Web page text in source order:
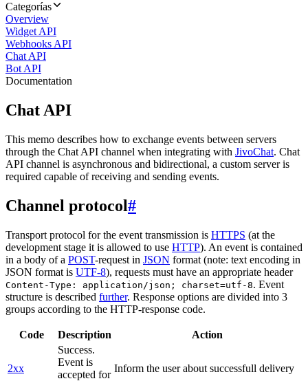
Categorías
Overview
Widget API
Webhooks API
Chat API
Bot API
Documentation
Chat API
This memo describes how to exchange events between servers
through the Chat API channel when integrating with JivoChat. Chat
API channel is asynchronous and bidirectional, a custom server is
required capable of receiving and sending events.
Channel protocol#
Transport protocol for the event transmission is HTTPS (at the
development stage it is allowed to use HTTP). An event is contained
in a body of a POST-request in JSON format (note: text encoding in
JSON format is UTF-8), requests must have an appropriate header
Content-Type: application/json; charset=utf-8. Event
structure is described further. Response options are divided into 3
groups according to the HTTP-response code.
Code Description Action
2xx
Success.
Event is
accepted for
Inform the user about successfull delivery